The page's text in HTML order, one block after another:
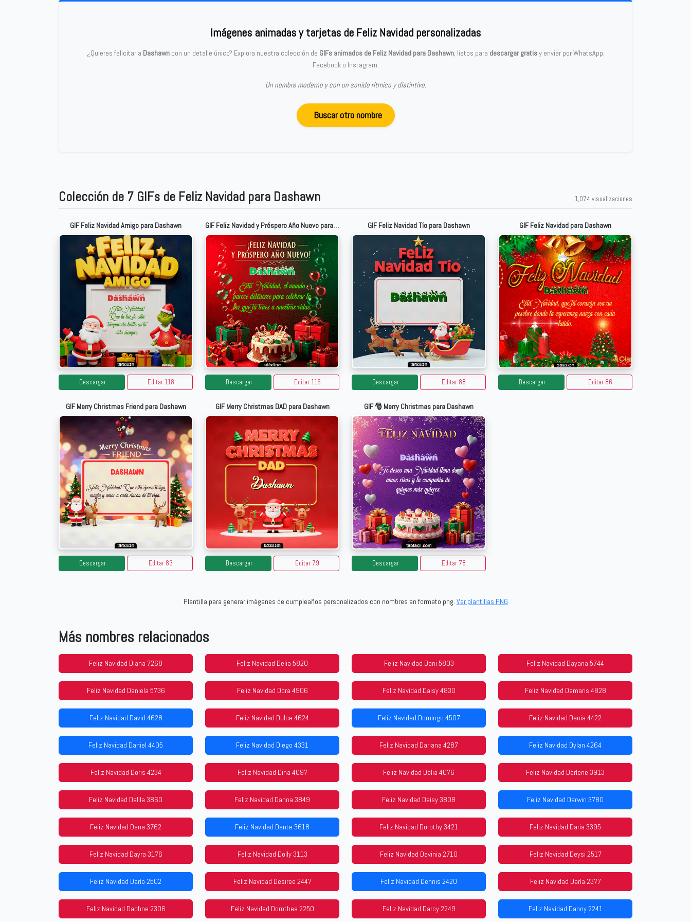
Imágenes animadas y tarjetas de Feliz Navidad personalizadas
¿Quieres felicitar a Dashawncon un detalle único? Explora nuestra colección de GIFs animados de Feliz Navidad para Dashawn, listos para descargar gratisy enviar por WhatsApp,
Facebook o Instagram.
Un nombre moderno y con un sonido rítmico y distintivo.
Buscar otro nombre
Colección de 7 GIFs de Feliz Navidad para Dashawn 1,074 visualizaciones
GIF Feliz Navidad Amigo para Dashawn
Descargar Editar 118
GIF Feliz Navidad y Próspero Año Nuevo para Dashawn
Descargar Editar 116
GIF Feliz Navidad Tío para Dashawn
Descargar Editar 88
GIF Feliz Navidad para Dashawn
Descargar Editar 86
GIF Merry Christmas Friend para Dashawn
Descargar Editar 83
GIF Merry Christmas DAD para Dashawn
Descargar Editar 79
GIF 🎅 Merry Christmas para Dashawn
Descargar Editar 78
Plantilla para generar imágenes de cumpleaños personalizados con nombres en formato png. Ver plantillas PNG
Más nombres relacionados
Feliz Navidad Diana 7268 Feliz Navidad Delia 5820 Feliz Navidad Dani 5803 Feliz Navidad Dayana 5744
Feliz Navidad Daniela 5736 Feliz Navidad Dora 4906 Feliz Navidad Daisy 4830 Feliz Navidad Damaris 4828
Feliz Navidad David 4628 Feliz Navidad Dulce 4624 Feliz Navidad Domingo 4507 Feliz Navidad Dania 4422
Feliz Navidad Daniel 4405 Feliz Navidad Diego 4331 Feliz Navidad Dariana 4287 Feliz Navidad Dylan 4264
Feliz Navidad Doris 4234 Feliz Navidad Dina 4097 Feliz Navidad Dalia 4076 Feliz Navidad Darlene 3913
Feliz Navidad Dalila 3860 Feliz Navidad Danna 3849 Feliz Navidad Deisy 3808 Feliz Navidad Darwin 3780
Feliz Navidad Dana 3762 Feliz Navidad Dante 3618 Feliz Navidad Dorothy 3421 Feliz Navidad Daria 3395
Feliz Navidad Dayra 3176 Feliz Navidad Dolly 3113 Feliz Navidad Davinia 2710 Feliz Navidad Deysi 2517
Feliz Navidad Darío 2502 Feliz Navidad Desiree 2447 Feliz Navidad Dennis 2420 Feliz Navidad Darla 2377
Feliz Navidad Daphne 2306 Feliz Navidad Dorothea 2250 Feliz Navidad Darcy 2249 Feliz Navidad Danny 2241